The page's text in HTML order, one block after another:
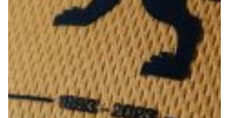
Robe di Kappa x Genoa
Vintage Collection
Red&Blue Voices
Kids